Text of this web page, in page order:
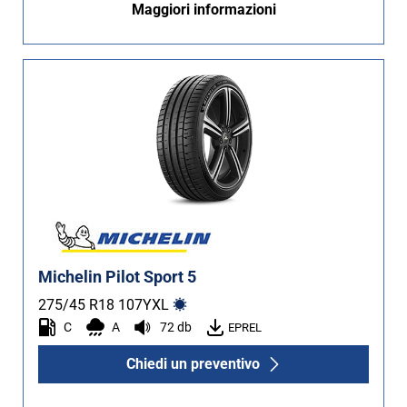
Maggiori informazioni
Michelin Pilot Sport 5
275/45 R18 107YXL
C A 72 db EPREL
Chiedi un preventivo